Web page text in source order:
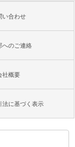
い合わせ
へのご連絡
社概要
法に基づく表示